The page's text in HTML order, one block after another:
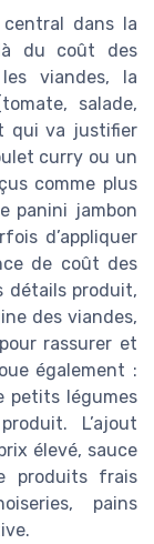
dans la
du coût des
viandes, la
salade,
qui va justifier
curry ou un
comme plus
panini jambon
d’appliquer
de coût des
détails produit,
des viandes,
rassurer et
également :
petits légumes
L’ajout
élevé, sauce
produits frais
pains